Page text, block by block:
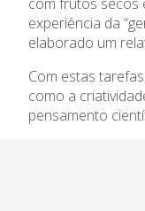
experiência da
elaborado um
Com estas
como a
pensamento